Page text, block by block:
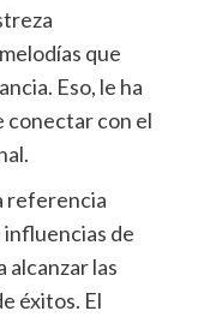
que
Eso, le ha
conectar con el
referencia
influencias de
alcanzar las
éxitos. El